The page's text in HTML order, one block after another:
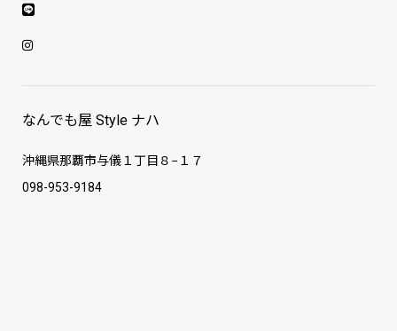
なんでも屋 Style ナハ
沖縄県那覇市与儀１丁目８−１７
098-953-9184